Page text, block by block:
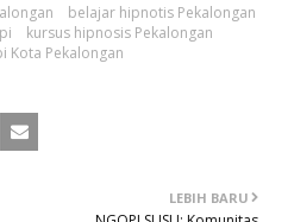
belajar hipnotis Pekalongan
kursus hipnosis Pekalongan
Kota Pekalongan
LEBIH BARU